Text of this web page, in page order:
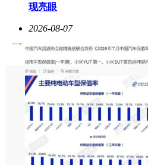
现亮眼
2026-08-07